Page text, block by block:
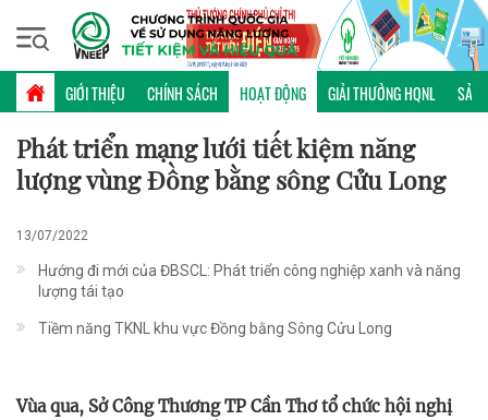
GIỚI THIỆU CHÍNH SÁCH HOẠT ĐỘNG GIẢI THƯỞNG HQNL SẢN
Thứ bảy, 08/08/2026 | 11:45 GMT+7
HOẠT ĐỘNG
Phát triển mạng lưới tiết kiệm năng
lượng vùng Đồng bằng sông Cửu Long
13/07/2022
Hướng đi mới của ĐBSCL: Phát triển công nghiệp xanh và năng
lượng tái tạo
Tiềm năng TKNL khu vực Đồng bằng Sông Cửu Long
Vùa qua, Sở Công Thương TP Cần Thơ tổ chức hội nghị